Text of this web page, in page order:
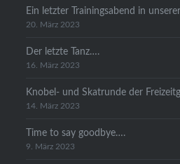
Ein letzter Trainingsabend in
20. März 2023
Der letzte Tanz….
16. März 2023
Knobel- und Skatrunde der
14. März 2023
Time to say goodbye….
9. März 2023